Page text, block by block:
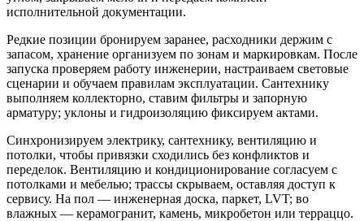
исполнительной документации.
Редкие позиции бронируем заранее, расходники держим с
запасом, хранение организуем по зонам и маркировкам. После
запуска проверяем работу инженерии, настраиваем световые
сценарии и обучаем правилам эксплуатации. Сантехнику
выполняем коллекторно, ставим фильтры и запорную
арматуру; уклоны и гидроизоляцию фиксируем актами.
Синхронизируем электрику, сантехнику, вентиляцию и
потолки, чтобы привязки сходились без конфликтов и
переделок. Вентиляцию и кондиционирование согласуем с
потолками и мебелью; трассы скрываем, оставляя доступ к
сервису. На пол — инженерная доска, паркет, LVT; во
влажных — керамогранит, камень, микробетон или терраццо.